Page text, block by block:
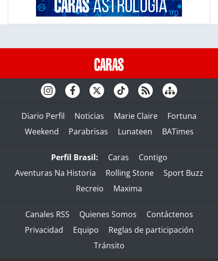
Diario Perfil Noticias Marie Claire
Fortuna
Weekend
Parabrisas Lunateen BATimes
Perfil Brasil: Caras
Contigo
Aventuras Na Historia
Rolling Stone
Sport Buzz
Recreio
Maxima
Canales RSS Quienes Somos
Contáctenos
Privacidad
Equipo
Reglas de participación
Tránsito